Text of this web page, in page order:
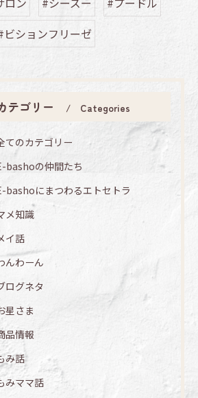
ビションフリーゼ
テゴリー Categories
てのカテゴリー
bashoの仲間たち
bashoにまつわるエトセトラ
メ知識
イ話
んわーん
ログネタ
星さま
品情報
み話
みママ話